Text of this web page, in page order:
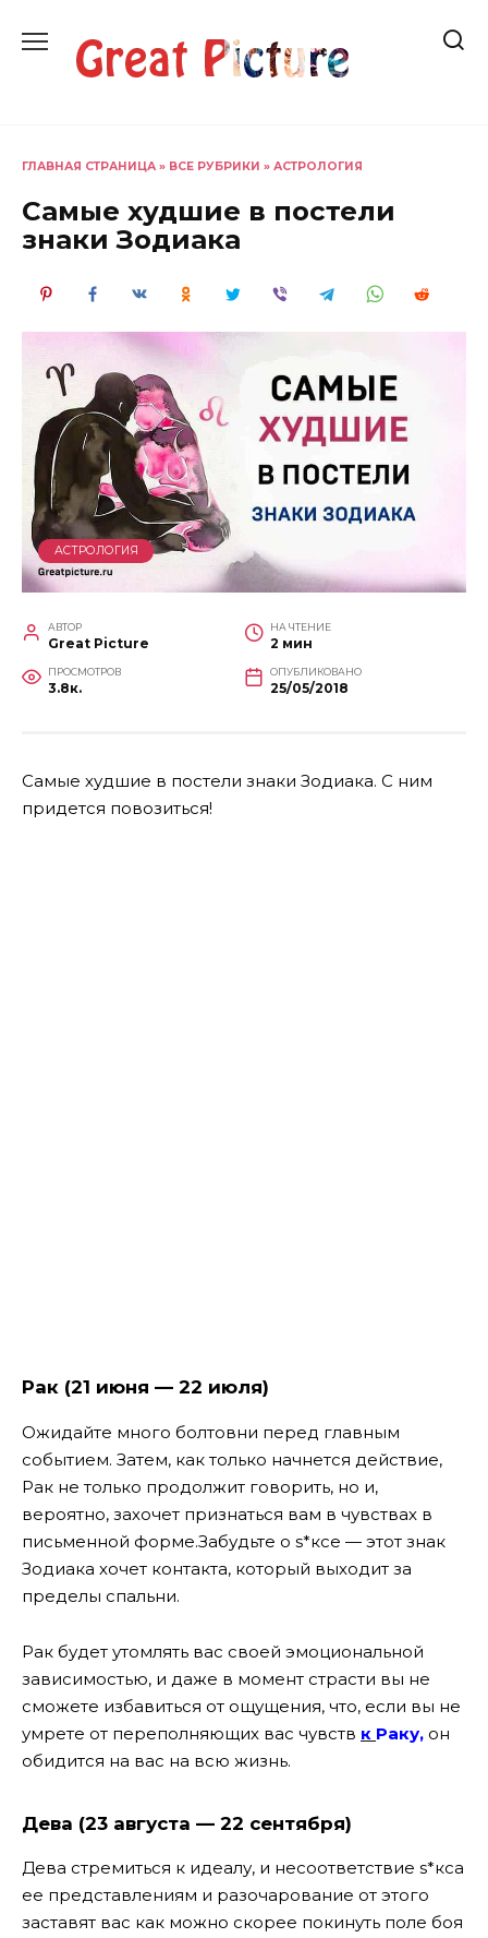
содержанию
ГЛАВНАЯ СТРАНИЦА » ВСЕ РУБРИКИ » АСТРОЛОГИЯ
Самые худшие в постели
знаки Зодиака
АСТРОЛОГИЯ
АВТОР
Great Picture
НА ЧТЕНИЕ
2 мин
ПРОСМОТРОВ
3.8к.
ОПУБЛИКОВАНО
25/05/2018
Самые худшие в постели знаки Зодиака. С ним
придется повозиться!
Рак (21 июня — 22 июля)
Ожидайте много болтовни перед главным
событием. Затем, как только начнется действие,
Рак не только продолжит говорить, но и,
вероятно, захочет признаться вам в чувствах в
письменной форме.Забудьте о s*ксе — этот знак
Зодиака хочет контакта, который выходит за
пределы спальни.
Рак будет утомлять вас своей эмоциональной
зависимостью, и даже в момент страсти вы не
сможете избавиться от ощущения, что, если вы не
умрете от переполняющих вас чувств к Раку, он
обидится на вас на всю жизнь.
Дева (23 августа — 22 сентября)
Дева стремиться к идеалу, и несоответствие s*кса
ее представлениям и разочарование от этого
заставят вас как можно скорее покинуть поле боя